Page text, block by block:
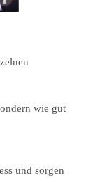
wie gut
und sorgen